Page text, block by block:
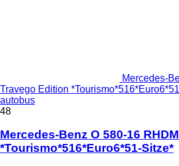
Mercedes-
Travego Edition
autobus
48
Mercedes-Benz O 580-16
*Tourismo*516*Euro6*51-Sitze*